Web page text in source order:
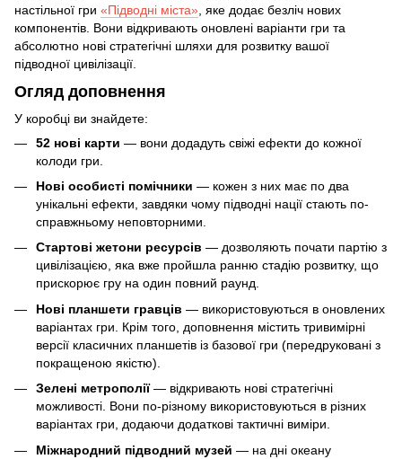
настільної гри «Підводні міста» , яке додає безліч нових
компонентів. Вони відкривають оновлені варіанти гри та
абсолютно нові стратегічні шляхи для розвитку вашої
підводної цивілізації.
Огляд доповнення
У коробці ви знайдете:
52 нові карти — вони додадуть свіжі ефекти до кожної
колоди гри.
Нові особисті помічники — кожен з них має по два
унікальні ефекти, завдяки чому підводні нації стають по-
справжньому неповторними.
Стартові жетони ресурсів — дозволяють почати партію з
цивілізацією, яка вже пройшла ранню стадію розвитку, що
прискорює гру на один повний раунд.
Нові планшети гравців — використовуються в оновлених
варіантах гри. Крім того, доповнення містить тривимірні
версії класичних планшетів із базової гри (передруковані з
покращеною якістю).
Зелені метрополії— відкривають нові стратегічні
можливості. Вони по-різному використовуються в різних
варіантах гри, додаючи додаткові тактичні виміри.
Міжнародний підводний музей — на дні океану